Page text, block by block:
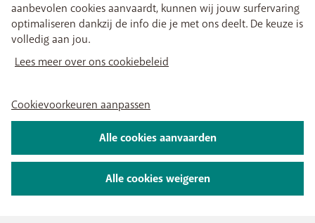
aanbevolen cookies aanvaardt, kunnen wij jouw surfervaring
optimaliseren dankzij de info die je met ons deelt. De keuze is
volledig aan jou.
Lees meer over ons cookiebeleid
Cookievoorkeuren aanpassen
Alle cookies weigeren
Alle cookies aanvaarden